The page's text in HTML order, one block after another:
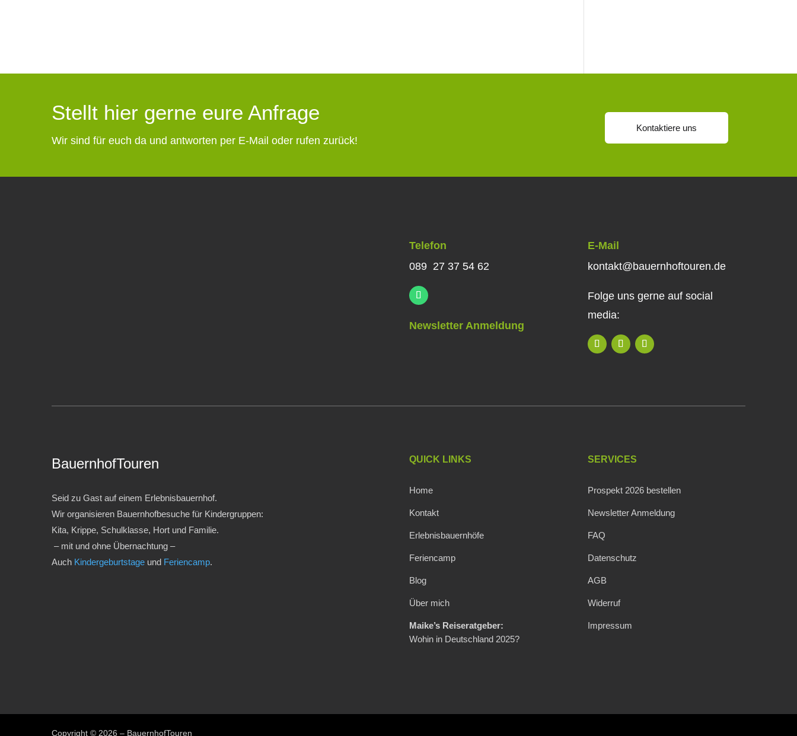
Stellt hier gerne eure Anfrage
Wir sind für euch da und antworten per E-Mail oder rufen zurück!
Kontaktiere uns
Telefon
089 27 37 54 62
Newsletter Anmeldung
E-Mail
kontakt@bauernhoftouren.de
Folge uns gerne auf social
media:
BauernhofTouren
Seid zu Gast auf einem Erlebnisbauernhof.
Wir organisieren Bauernhofbesuche für Kindergruppen:
Kita, Krippe, Schulklasse, Hort und Familie.
– mit und ohne Übernachtung –
Auch Kindergeburtstage und Feriencamp.
QUICK LINKS
Home
Kontakt
Erlebnisbauernhöfe
Feriencamp
Blog
Über mich
Maike’s Reiseratgeber:
Wohin in Deutschland 2025?
SERVICES
Prospekt 2026 bestellen
Newsletter Anmeldung
FAQ
Datenschutz
AGB
Widerruf
Impressum
Copyright © 2026 – BauernhofTouren